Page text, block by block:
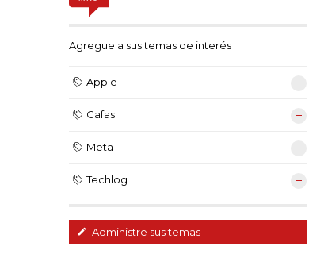
Agregue a sus temas de interés
Apple
Gafas
Meta
Techlog
Administre sus temas